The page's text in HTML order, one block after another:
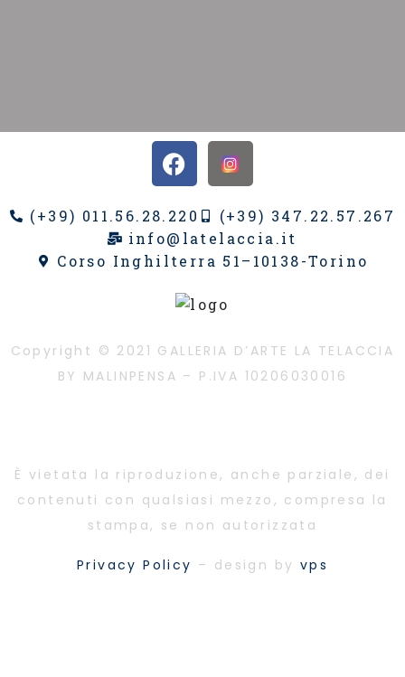
(+39) 011.56.28.220
(+39) 347.22.57.267
info@latelaccia.it
Corso Inghilterra 51–10138-Torino
Copyright © 2021 GALLERIA D’ARTE LA TELACCIA
BY MALINPENSA – P.IVA 10206030016
È vietata la riproduzione, anche parziale, dei
contenuti con qualsiasi mezzo, compresa la
stampa, se non autorizzata
Privacy Policy – design by vps